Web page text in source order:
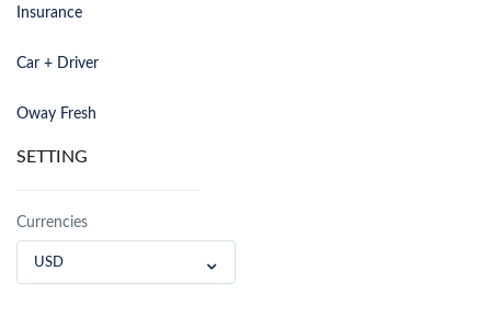
Insurance
Car + Driver
Oway Fresh
SETTING
Currencies
USD